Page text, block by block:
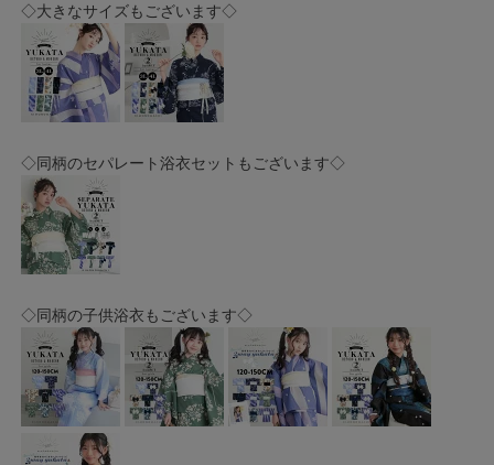
◇大きなサイズもございます◇
◇同柄のセパレート浴衣セットもございます◇
◇同柄の子供浴衣もございます◇